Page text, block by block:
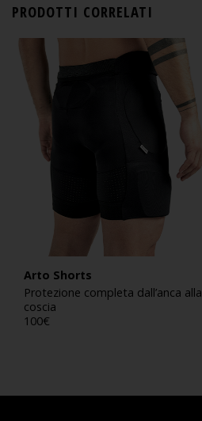
PRODOTTI CORRELATI
Arto Shorts
Protezione completa dall’anca alla
coscia
100€